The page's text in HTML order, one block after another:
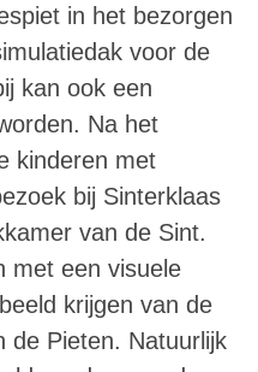
in het bezorgen
voor de
kan ook een
Na het
kinderen met
bij Sinterklaas
van de Sint.
met een visuele
krijgen van de
de Pieten. Natuurlijk